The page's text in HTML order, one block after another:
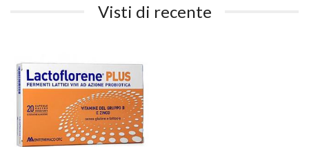
Visti di recente